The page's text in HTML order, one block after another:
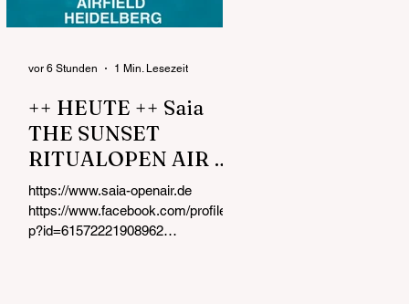
++ HEUTE ++ Saia
THE SUNSET
RITUALOPEN AIR &
DAY PARTY FR
07.08.26 von 16:00 -
23:00 UHR Airfield
https://www.saia-openair.de
https://www.facebook.com/profile.ph
p?id=61572221908962
vor 6 Stunden 1 Min. Lesezeit